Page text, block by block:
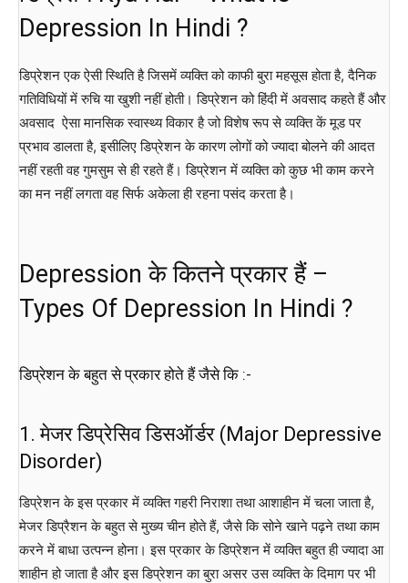
Depression In Hindi ?
डिप्रेशन एक ऐसी स्थिति है जिसमें व्यक्ति को काफी बुरा महसूस होता है, दैनिक
गतिविधियों में रुचि या खुशी नहीं होती। डिप्रेशन को हिंदी में अवसाद कहते हैं और
अवसाद ऐसा मानसिक स्वास्थ्य विकार है जो विशेष रूप से व्यक्ति कें मूड पर
प्रभाव डालता है, इसीलिए डिप्रेशन के कारण लोगों को ज्यादा बोलने की आदत
नहीं रहती वह गुमसुम से ही रहते हैं। डिप्रेशन में व्यक्ति को कुछ भी काम करने
का मन नहीं लगता वह सिर्फ अकेला ही रहना पसंद करता है।
Depression के कितने प्रकार हैं –
Types Of Depression In Hindi ?
डिप्रेशन के बहुत से प्रकार होते हैं जैसे कि :-
1. मेजर डिप्रेसिव डिसऑर्डर (Major Depressive
Disorder)
डिप्रेशन के इस प्रकार में व्यक्ति गहरी निराशा तथा आशाहीन में चला जाता है,
मेजर डिप्रैशन के बहुत से मुख्य चीन होते हैं, जैसे कि सोने खाने पढ़ने तथा काम
करने में बाधा उत्पन्न होना। इस प्रकार के डिप्रेशन में व्यक्ति बहुत ही ज्यादा आ
शाहीन हो जाता है और इस डिप्रेशन का बुरा असर उस व्यक्ति के दिमाग पर भी